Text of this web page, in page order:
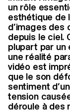
un rôle
esthétique de
d’images des
depuis le ciel.
plupart par un
une réalité
vidéo est
que le son
sentiment
tension
déroule à des